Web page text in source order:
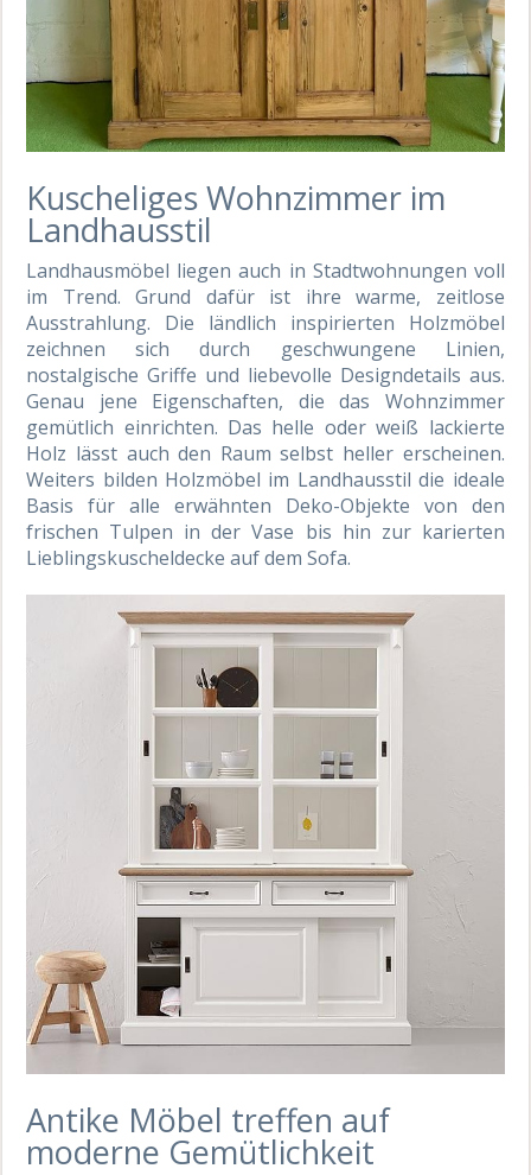
Kuscheliges Wohnzimmer im
Landhausstil
Landhausmöbel liegen auch in Stadtwohnungen voll
im Trend. Grund dafür ist ihre warme, zeitlose
Ausstrahlung. Die ländlich inspirierten Holzmöbel
zeichnen sich durch geschwungene Linien,
nostalgische Griffe und liebevolle Designdetails aus.
Genau jene Eigenschaften, die das Wohnzimmer
gemütlich einrichten. Das helle oder weiß lackierte
Holz lässt auch den Raum selbst heller erscheinen.
Weiters bilden Holzmöbel im Landhausstil die ideale
Basis für alle erwähnten Deko-Objekte von den
frischen Tulpen in der Vase bis hin zur karierten
Lieblingskuscheldecke auf dem Sofa.
Antike Möbel treffen auf
moderne Gemütlichkeit